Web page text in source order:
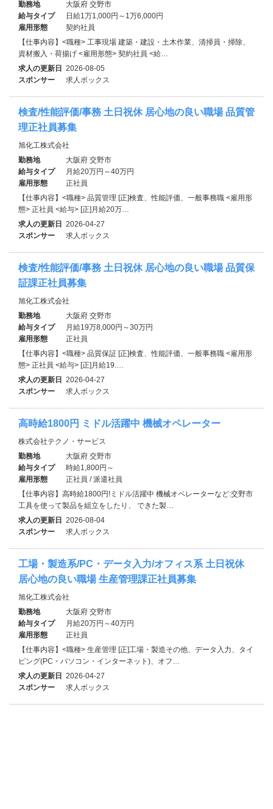
勤務地
大阪府 交野市
給与タイプ
日給1万1,000円～1万6,000円
雇用形態
契約社員
【仕事内容】<職種> 工事現場 建築・建設・土木作業、清掃員・掃除、
資材搬入・荷揚げ <雇用形態> 契約社員 <給…
求人の更新日 2026-08-05
スポンサー
求人ボックス
検査/性能評価/事務 土日祝休 居心地の良い職場 品質管
理正社員募集
旭化工株式会社
勤務地
大阪府 交野市
給与タイプ
月給20万円～40万円
雇用形態
正社員
【仕事内容】<職種> 品質管理 [正]検査、性能評価、一般事務職 <雇用形
態> 正社員 <給与> [正]月給20万…
求人の更新日 2026-04-27
スポンサー
求人ボックス
検査/性能評価/事務 土日祝休 居心地の良い職場 品質保
証課正社員募集
旭化工株式会社
勤務地
大阪府 交野市
給与タイプ
月給19万8,000円～30万円
雇用形態
正社員
【仕事内容】<職種> 品質保証 [正]検査、性能評価、一般事務職 <雇用形
態> 正社員 <給与> [正]月給19.…
求人の更新日 2026-04-27
スポンサー
求人ボックス
高時給1800円 ミドル活躍中 機械オペレーター
株式会社テクノ・サービス
勤務地
大阪府 交野市
給与タイプ
時給1,800円～
雇用形態
正社員 / 派遣社員
【仕事内容】高時給1800円!ミドル活躍中 機械オペレーターなど:交野市
工具を使って製品を組立をしたり、 できた製…
求人の更新日 2026-08-04
スポンサー
求人ボックス
工場・製造系/PC・データ入力/オフィス系 土日祝休
居心地の良い職場 生産管理課正社員募集
旭化工株式会社
勤務地
大阪府 交野市
給与タイプ
月給20万円～40万円
雇用形態
正社員
【仕事内容】<職種> 生産管理 [正]工場・製造その他、データ入力、タイ
ピング(PC・パソコン・インターネット)、オフ…
求人の更新日 2026-04-27
スポンサー
求人ボックス